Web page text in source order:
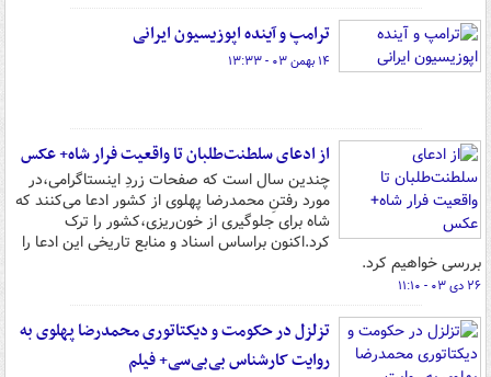
ترامپ و آینده اپوزیسیون ایرانی
۱۴ بهمن ۰۳ - ۱۳:۳۳
از ادعای سلطنت‌طلبان تا واقعیت فرار شاه+ عکس
چندین سال است که صفحات زردِ اینستاگرامی،در
مورد رفتنِ محمدرضا پهلوی از کشور ادعا می‌کنند که
شاه برای جلوگیری از خون‌ریزی،کشور را ترک
کرد.اکنون براساس اسناد و منابع تاریخی این ادعا را
بررسی خواهیم کرد.
۲۶ دی ۰۳ - ۱۱:۱۰
تزلزل در حکومت و دیکتاتوری محمدرضا پهلوی به
روایت کارشناس بی‌بی‌سی+ فیلم